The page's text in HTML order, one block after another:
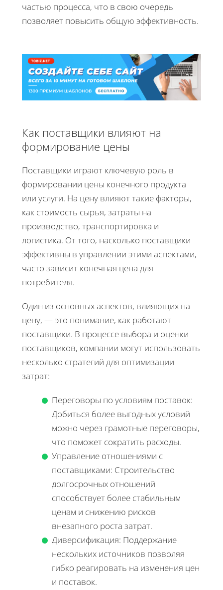
частью процесса, что в свою очередь
позволяет повысить общую эффективность.
Как поставщики влияют на
формирование цены
Поставщики играют ключевую роль в
формировании цены конечного продукта
или услуги. На цену влияют такие факторы,
как стоимость сырья, затраты на
производство, транспортировка и
логистика. От того, насколько поставщики
эффективны в управлении этими аспектами,
часто зависит конечная цена для
потребителя.
Один из основных аспектов, влияющих на
цену, — это понимание, как работают
поставщики. В процессе выбора и оценки
поставщиков, компании могут использовать
несколько стратегий для оптимизации
затрат:
Переговоры по условиям поставок:
Добиться более выгодных условий
можно через грамотные переговоры,
что поможет сократить расходы.
Управление отношениями с
поставщиками: Строительство
долгосрочных отношений
способствует более стабильным
ценам и снижению рисков
внезапного роста затрат.
Диверсификация: Поддержание
нескольких источников позволяя
гибко реагировать на изменения цен
и поставок.